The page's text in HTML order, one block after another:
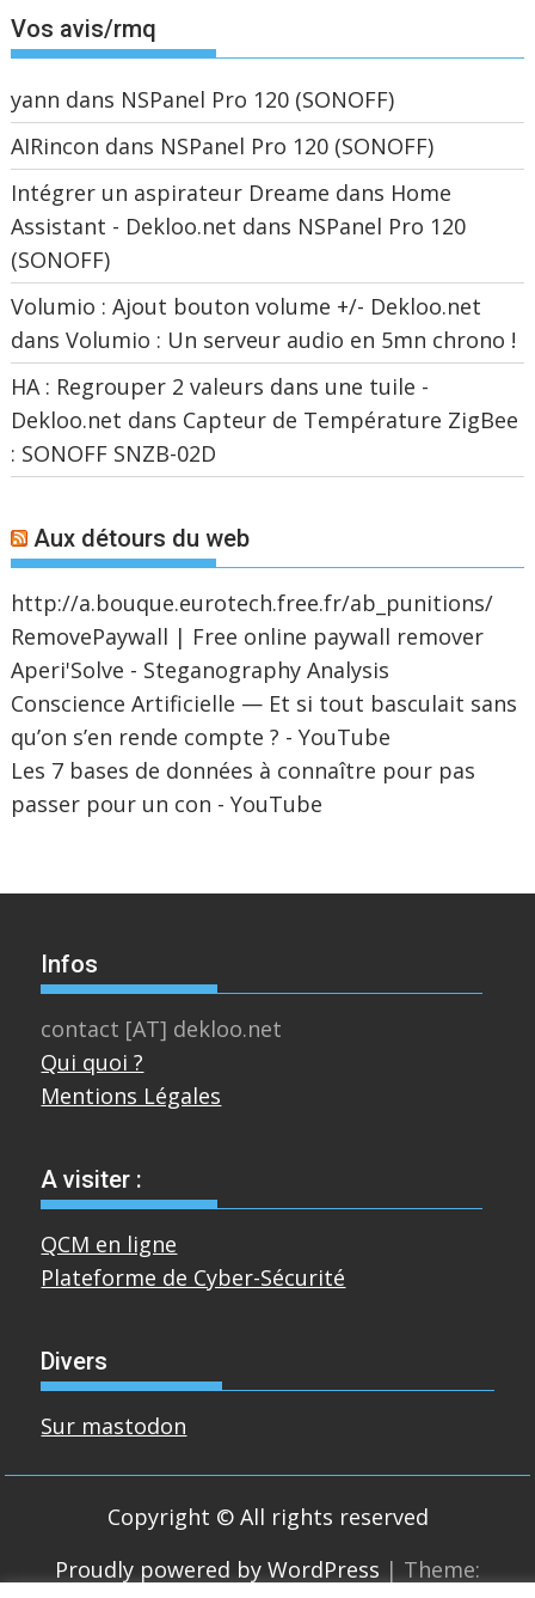
Vos avis/rmq
yann dans NSPanel Pro 120 (SONOFF)
AIRincon dans NSPanel Pro 120 (SONOFF)
Intégrer un aspirateur Dreame dans Home
Assistant - Dekloo.net dans NSPanel Pro 120
(SONOFF)
Volumio : Ajout bouton volume +/- Dekloo.net
dansVolumio : Un serveur audio en 5mn chrono !
HA : Regrouper 2 valeurs dans une tuile -
Dekloo.net dans Capteur de Température ZigBee
: SONOFF SNZB-02D
Aux détours du web
http://a.bouque.eurotech.free.fr/ab_punitions/
RemovePaywall | Free online paywall remover
Aperi'Solve - Steganography Analysis
Conscience Artificielle — Et si tout basculait sans
qu’on s’en rende compte ? - YouTube
Les 7 bases de données à connaître pour pas
passer pour un con - YouTube
Infos
contact [AT] dekloo.net
Qui quoi ?
Mentions Légales
A visiter :
QCM en ligne
Plateforme de Cyber-Sécurité
Divers
Sur mastodon
Copyright © All rights reserved
Proudly powered by WordPress | Theme: